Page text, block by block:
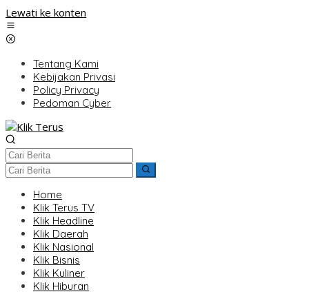
Lewati ke konten
Tentang Kami
Kebijakan Privasi
Policy Privacy
Pedoman Cyber
Home
Klik Terus TV
Klik Headline
Klik Daerah
Klik Nasional
Klik Bisnis
Klik Kuliner
Klik Hiburan